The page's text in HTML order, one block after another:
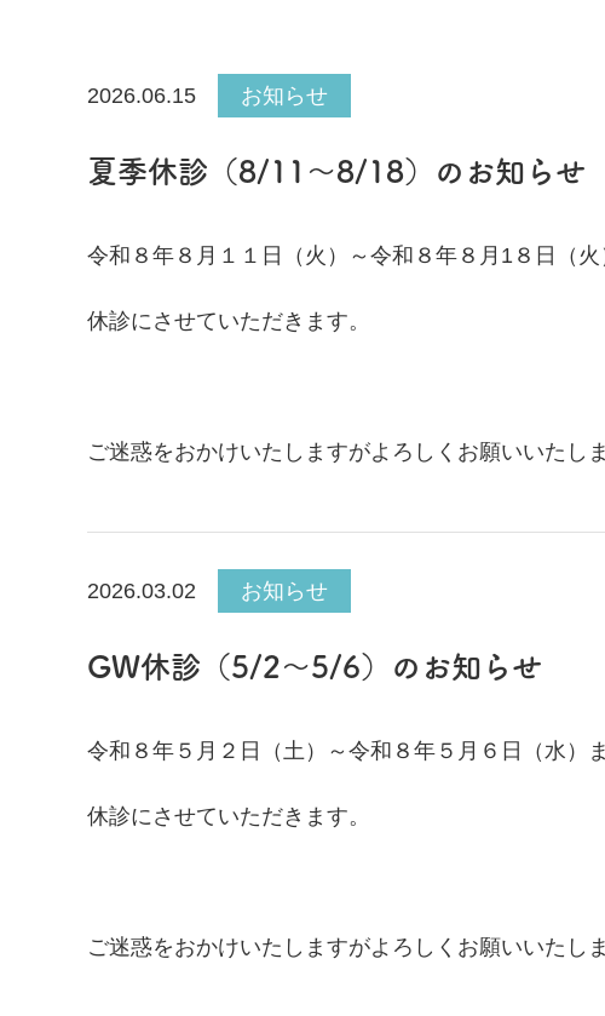
2026.06.15 お知らせ
夏季休診（8/11～8/18）のお知らせ
令和８年８月１１日（火）～令和８年８月1８日（
休診にさせていただきます。
ご迷惑をおかけいたしますがよろしくお願いいたしま
2026.03.02 お知らせ
GW休診（5/2～5/6）のお知らせ
令和８年５月２日（土）～令和８年５月６日（水）
休診にさせていただきます。
ご迷惑をおかけいたしますがよろしくお願いいたしま